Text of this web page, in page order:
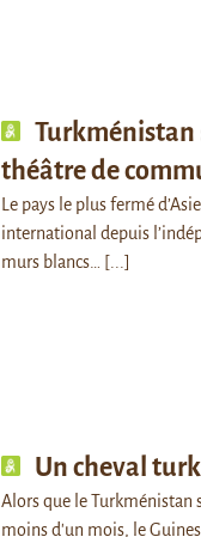
Turkménistan
théâtre de
Le pays le plus fermé
international depuis
murs blancs…
[...]
Un cheval
Alors que le Turkménistan
moins d'un mois, le